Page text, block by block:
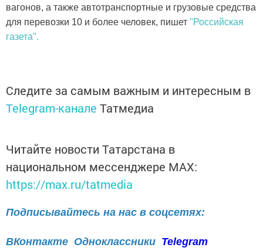
вагонов, а также автотранспортные и грузовые средства
для перевозки 10 и более человек, пишет "Российская
газета".
Следите за самым важным и интересным в
Telegram-канале Татмедиа
Читайте новости Татарстана в
национальном мессенджере MАХ:
https://max.ru/tatmedia
Подписывайтесь на нас в соцсетях:
ВКонтакте Одноклассники Telegram